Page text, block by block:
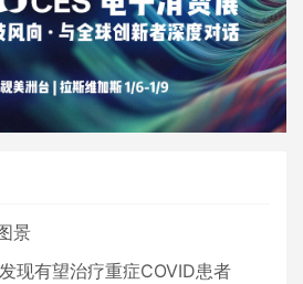
景
现有望治疗重症COVID患者